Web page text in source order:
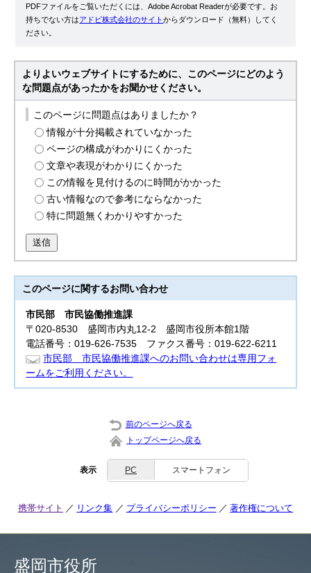
PDFファイルをご覧いただくには、Adobe Acrobat Readerが必要です。お
持ちでない方はアドビ株式会社のサイトからダウンロード（無料）してく
ださい。
よりよいウェブサイトにするために、このページにどのよう
な問題点があったかをお聞かせください。
このページに問題点はありましたか？
情報が十分掲載されていなかった
ページの構成がわかりにくかった
文章や表現がわかりにくかった
この情報を見付けるのに時間がかかった
古い情報なので参考にならなかった
特に問題無くわかりやすかった
送信
このページに関するお問い合わせ
市民部市民協働推進課
〒020-8530 盛岡市内丸12-2 盛岡市役所本館1階
電話番号：019-626-7535 ファクス番号：019-622-6211
市民部 市民協働推進課へのお問い合わせは専用フォ
ームをご利用ください。
前のページへ戻る
トップページへ戻る
表示 PC スマートフォン
携帯サイト リンク集 プライバシーポリシー 著作権について
盛岡市役所